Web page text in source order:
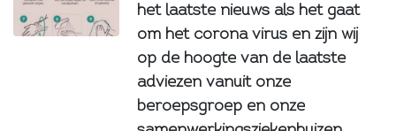
het laatste nieuws als het gaat
om het corona virus en zijn wij
op de hoogte van de laatste
adviezen vanuit onze
beroepsgroep en onze